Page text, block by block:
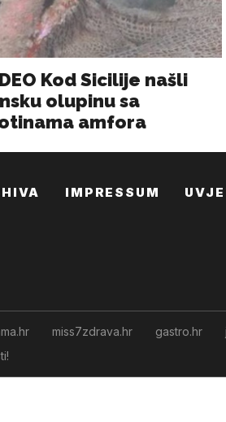
IMPRESSUM
miss7zdrava.hr gastro.hr